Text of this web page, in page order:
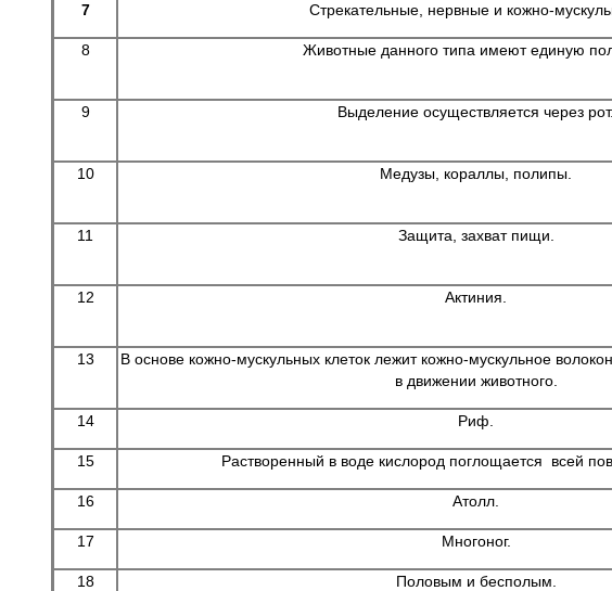
7 Стрекательные, нервные и кожно-
8 Животные данного типа имеют единую
9 Выделение осуществляется через рот.
10 Медузы, кораллы, полипы.
11 Защита, захват пищи.
12 Актиния.
13
В основе кожно-мускульных клеток лежит кожно-мускульное
в движении животного.
14 Риф.
15 Растворенный в воде кислород поглощается всей
16 Атолл.
17 Многоног.
18 Половым и бесполым.